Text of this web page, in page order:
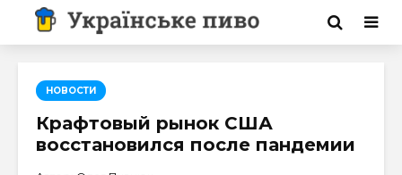
НОВОСТИ
Крафтовый рынок США
восстановился после пандемии